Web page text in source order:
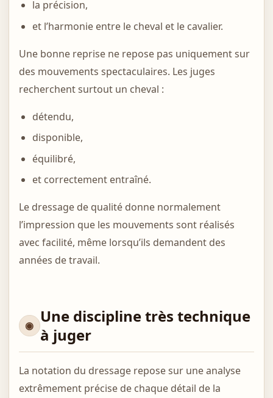
la précision,
et l’harmonie entre le cheval et le cavalier.
Une bonne reprise ne repose pas uniquement sur
des mouvements spectaculaires. Les juges
recherchent surtout un cheval :
détendu,
disponible,
équilibré,
et correctement entraîné.
Le dressage de qualité donne normalement
l’impression que les mouvements sont réalisés
avec facilité, même lorsqu’ils demandent des
années de travail.
Une discipline très technique
à juger
La notation du dressage repose sur une analyse
extrêmement précise de chaque détail de la